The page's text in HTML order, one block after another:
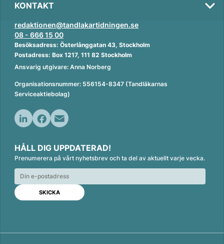
KONTAKT
redaktionen@tandlakartidningen.se
08 - 666 15 00
Besöksadress: Österlånggatan 43, Stockholm
Postadress: Box 1217, 111 82 Stockholm
Ansvarig utgivare: Anna Norberg
Organisationsnummer: 556154-8347 (Tandläkarnas
Serviceaktiebolag)
n
k
e
d
n
c
e
b
o
o
k
a
i
l
HÅLL DIG UPPDATERAD!
Prenumerera på vårt nyhetsbrev och ta del av aktuellt varje vecka.